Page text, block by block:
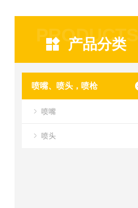
PRODUCTS
产品分类
喷嘴、喷头，喷枪
喷嘴
喷头